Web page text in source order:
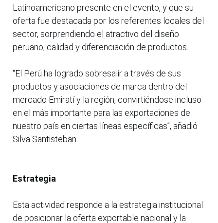
Latinoamericano presente en el evento, y que su
oferta fue destacada por los referentes locales del
sector, sorprendiendo el atractivo del diseño
peruano, calidad y diferenciación de productos.
“El Perú ha logrado sobresalir a través de sus
productos y asociaciones de marca dentro del
mercado Emiratí y la región, convirtiéndose incluso
en el más importante para las exportaciones de
nuestro país en ciertas líneas específicas”, añadió
Silva Santisteban.
Estrategia
Esta actividad responde a la estrategia institucional
de posicionar la oferta exportable nacional y la